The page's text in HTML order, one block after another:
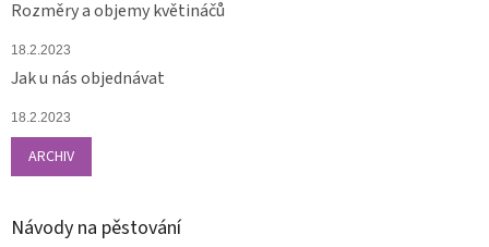
Rozměry a objemy květináčů
18.2.2023
Jak u nás objednávat
18.2.2023
ARCHIV
Návody na pěstování